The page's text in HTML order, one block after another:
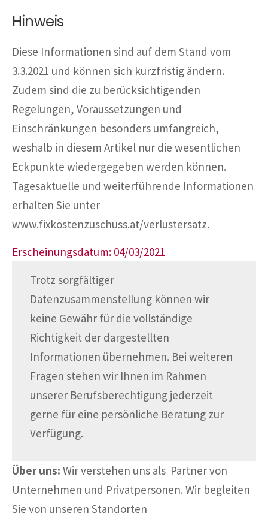
Hinweis
Diese Informationen sind auf dem Stand vom
3.3.2021 und können sich kurzfristig ändern.
Zudem sind die zu berücksichtigenden
Regelungen, Voraussetzungen und
Einschränkungen besonders umfangreich,
weshalb in diesem Artikel nur die wesentlichen
Eckpunkte wiedergegeben werden können.
Tagesaktuelle und weiterführende Informationen
erhalten Sie unter
www.fixkostenzuschuss.at/verlustersatz.
Erscheinungsdatum: 04/03/2021
Trotz sorgfältiger
Datenzusammenstellung können wir
keine Gewähr für die vollständige
Richtigkeit der dargestellten
Informationen übernehmen. Bei weiteren
Fragen stehen wir Ihnen im Rahmen
unserer Berufsberechtigung jederzeit
gerne für eine persönliche Beratung zur
Verfügung.
Über uns: Wir verstehen uns als Partner von
Unternehmen und Privatpersonen. Wir begleiten
Sie von unseren Standorten